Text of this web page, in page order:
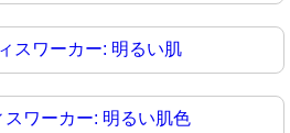
スワーカー: 明るい肌
スワーカー: 明るい肌色